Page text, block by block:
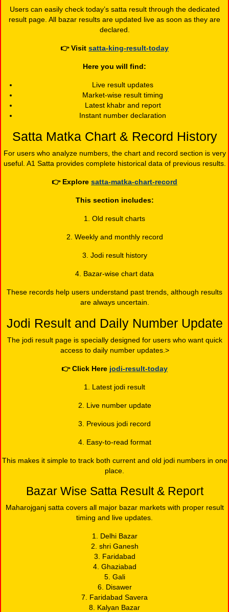
Users can easily check today’s satta result through the dedicated
result page. All bazar results are updated live as soon as they are
declared.
👉Visit satta-king-result-today
Here you will find:
Live result updates
Market-wise result timing
Latest khabr and report
Instant number declaration
Satta Matka Chart & Record History
For users who analyze numbers, the chart and record section is very
useful. A1 Satta provides complete historical data of previous results.
👉 Explore satta-matka-chart-record
This section includes:
1. Old result charts
2. Weekly and monthly record
3. Jodi result history
4. Bazar-wise chart data
These records help users understand past trends, although results
are always uncertain.
Jodi Result and Daily Number Update
The jodi result page is specially designed for users who want quick
access to daily number updates.>
👉Click Here jodi-result-today
1. Latest jodi result
2. Live number update
3. Previous jodi record
4. Easy-to-read format
This makes it simple to track both current and old jodi numbers in one
place.
Bazar Wise Satta Result & Report
Maharojganj satta covers all major bazar markets with proper result
timing and live updates.
1. Delhi Bazar
2. shri Ganesh
3. Faridabad
4. Ghaziabad
5. Gali
6. Disawer
7. Faridabad Savera
8. Kalyan Bazar